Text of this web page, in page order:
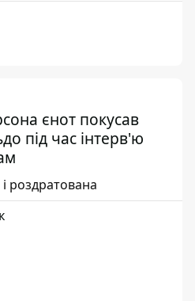
єнот покусав
під час інтерв'ю
роздратована